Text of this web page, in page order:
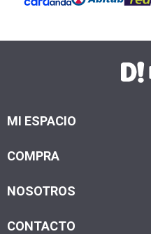
MI ESPACIO
COMPRA
NOSOTROS
CONTACTO